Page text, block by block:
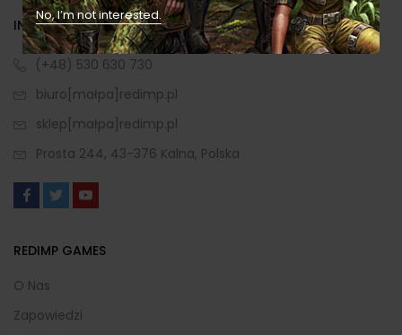
No, I’m not interested.
INFORMACJE KONTAKTOWE
(+48) 530 630 730
biuro[małpa]redimp.pl
sklep[małpa]redimp.pl
Prosta 244, 43-376 Kalna, Polska
REDIMP GAMES
O Nas
Zapowiedzi